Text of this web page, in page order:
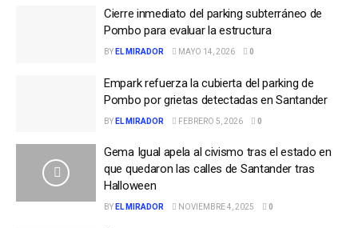
Cierre inmediato del parking subterráneo de
Pombo para evaluar la estructura
BY EL MIRADOR MAYO 14, 2026 0
Empark refuerza la cubierta del parking de
Pombo por grietas detectadas en Santander
BY EL MIRADOR FEBRERO 5, 2026 0
Gema Igual apela al civismo tras el estado en
que quedaron las calles de Santander tras
Halloween
BY EL MIRADOR NOVIEMBRE 4, 2025 0